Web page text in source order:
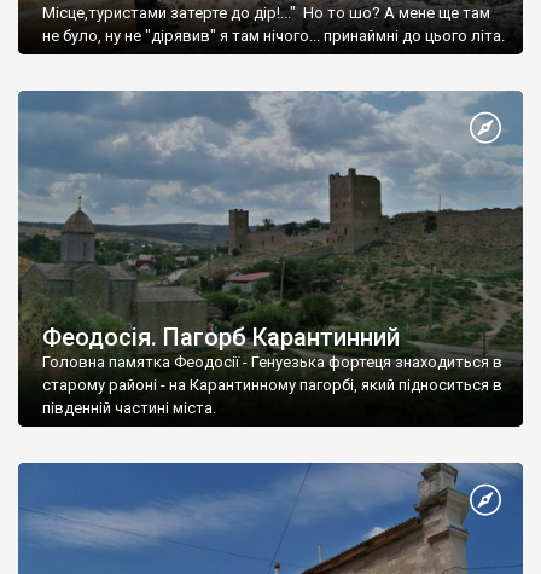
Місце,туристами затерте до дір!..." Но то шо? А мене ще там
не було, ну не "дірявив" я там нічого... принаймні до цього літа.
Феодосія. Пагорб Карантинний
Головна памятка Феодосії - Генуезька фортеця знаходиться в
старому районі - на Карантинному пагорбі, який підноситься в
південній частині міста.